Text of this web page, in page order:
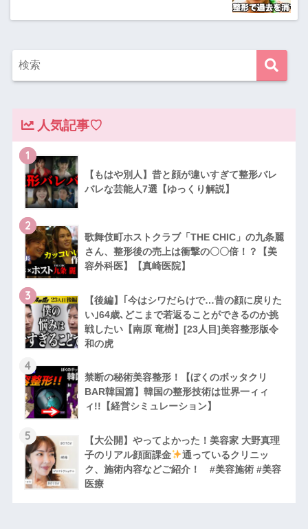
人気記事♡
1
【もはや別人】昔と顔が違いすぎて整形バレ
バレな芸能人7選【ゆっくり解説】
2
歌舞伎町ホストクラブ「THE CHIC」の九条麗
さん、整形後の売上は衝撃の〇〇倍！？【美
容外科医】【真崎医院】
3
【後編】｢今はシワだらけで…昔の顔に戻りた
い｣64歳､どこまで若返ることができるのか挑
戦したい【南原 竜樹】[23人目]美容整形版令
和の虎
4
禁断の秘術美容整形！【ぼくのボッタクリ
BAR韓国篇】韓国の整形技術は世界一ィィ
ィ!!【経営シミュレーション】
5
【大公開】やってよかった！美容家 大野真理
子のリアル顔面課金
通っているクリニッ
ク、施術内容などご紹介！ #美容施術 #美容
医療